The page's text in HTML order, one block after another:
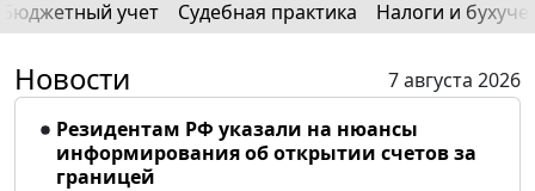
Бюджетный учет Судебная практика Налоги и
Новости
7 августа 2026
Резидентам РФ указали на нюансы
информирования об открытии счетов за
границей